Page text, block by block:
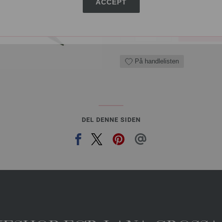
ACCEPT
ANTALL
I
På handlelisten
DEL DENNE SIDEN